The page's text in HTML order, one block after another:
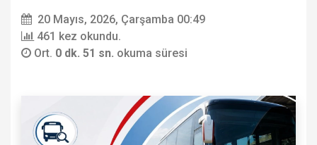
20 Mayıs, 2026, Çarşamba 00:49
461 kez okundu.
Ort. 0 dk. 51 sn. okuma süresi